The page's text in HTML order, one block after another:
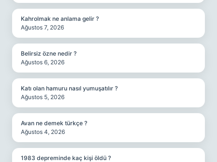
Kahrolmak ne anlama gelir ?
Ağustos 7, 2026
Belirsiz özne nedir ?
Ağustos 6, 2026
Katı olan hamuru nasıl yumuşatılır ?
Ağustos 5, 2026
Avan ne demek türkçe ?
Ağustos 4, 2026
1983 depreminde kaç kişi öldü ?